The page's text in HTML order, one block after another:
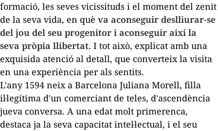
formació, les seves vicissituds i el moment del zenit
de la seva vida, en què va aconseguir deslliurar-se
del jou del seu progenitor i aconseguir així la
seva pròpia llibertat. I tot això, explicat amb una
exquisida atenció al detall, que converteix la visita
en una experiència per als sentits.
L'any 1594 neix a Barcelona Juliana Morell, filla
il·legítima d'un comerciant de teles, d'ascendència
jueva conversa. A una edat molt primerenca,
destaca ja la seva capacitat intel·lectual, i el seu